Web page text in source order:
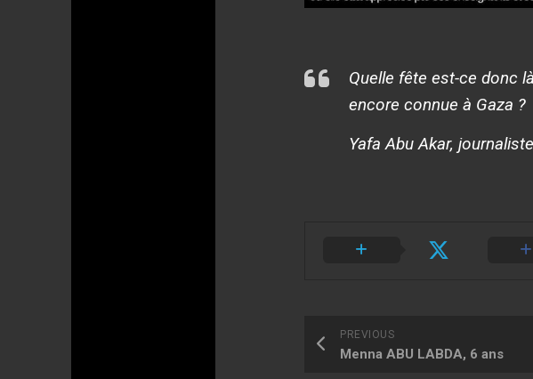
Quelle fête est-ce donc
encore connue à Gaza ?
Yafa Abu Akar,
PREVIOUS
Menna ABU LABDA, 6 ans